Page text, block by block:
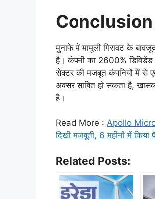
Conclusion
मुनाफे में मामूली गिरावट के
है। कंपनी का 2600% डिविडेंड
सेक्टर की मजबूत कंपनियों में से
अवसर साबित हो सकता है,
है।
Read More : Apollo
दिखी मजबूती, 6 महीनों में किया
Related Posts: